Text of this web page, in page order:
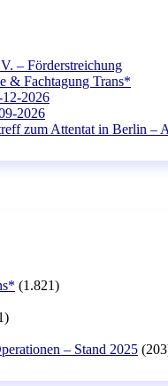
– Förderstreichung
& Fachtagung Trans*
2026
2026
zum Attentat in Berlin –
(1.821)
– Stand 2025